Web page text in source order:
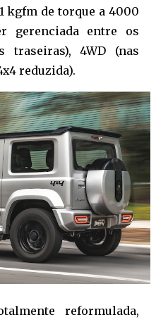
kgfm de torque a 4000
gerenciada entre os
traseiras), 4WD (nas
reduzida).
reformulada,